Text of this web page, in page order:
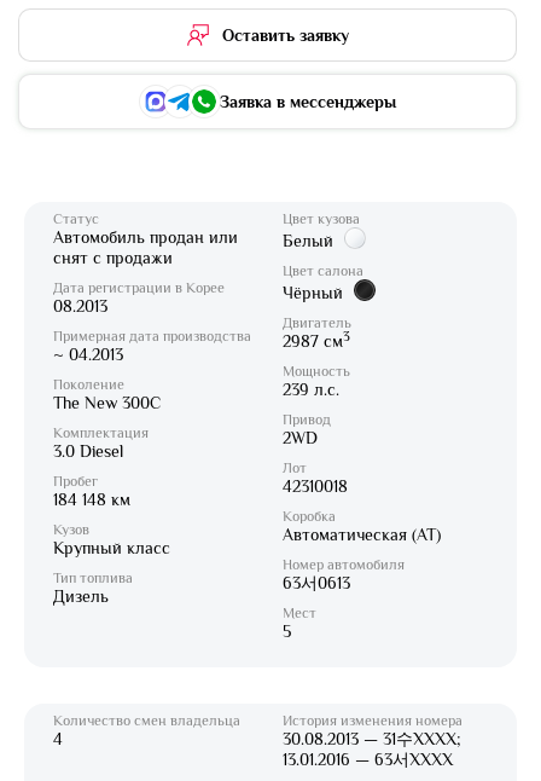
Оставить заявку
Заявка в мессенджеры
Статус
Автомобиль продан или
снят с продажи
Дата регистрации в Корее
08.2013
Примерная дата производства
~ 04.2013
Поколение
The New 300C
Комплектация
3.0 Diesel
Пробег
184 148 км
Кузов
Крупный класс
Тип топлива
Дизель
Цвет кузова
Белый
Цвет салона
Чёрный
Двигатель
2987 см3
Мощность
239 л.с.
Привод
2WD
Лот
42310018
Коробка
Автоматическая (AT)
Номер автомобиля
63서0613
Мест
5
Количество смен владельца
4
История изменения номера
30.08.2013 — 31수XXXX;
13.01.2016 — 63서XXXX